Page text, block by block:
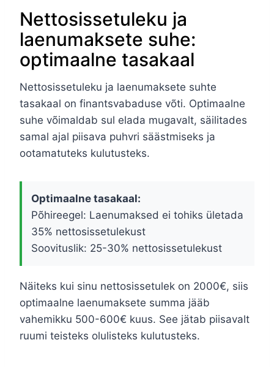
Nettosissetuleku ja
laenumaksete suhe:
optimaalne tasakaal
Nettosissetuleku ja laenumaksete suhte
tasakaal on finantsvabaduse võti. Optimaalne
suhe võimaldab sul elada mugavalt, säilitades
samal ajal piisava puhvri säästmiseks ja
ootamatuteks kulutusteks.
Optimaalne tasakaal:
Põhireegel: Laenumaksed ei tohiks ületada
35% nettosissetulekust
Soovituslik: 25-30% nettosissetulekust
Näiteks kui sinu nettosissetulek on 2000€, siis
optimaalne laenumaksete summa jääb
vahemikku 500-600€ kuus. See jätab piisavalt
ruumi teisteks olulisteks kulutusteks.